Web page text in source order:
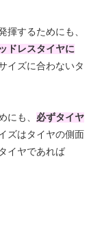
揮するためにも、
ドレスタイヤに
イズに合わないタ
にも、 必ずタイヤ
ズはタイヤの側面
イヤであれば